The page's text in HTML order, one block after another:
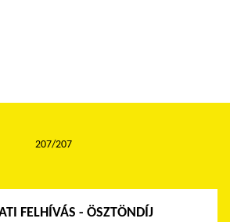
FELHÍVÁS - ÖSZTÖNDÍJ
207/207